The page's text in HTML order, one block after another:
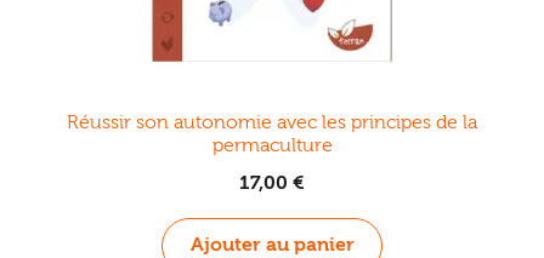
Réussir son autonomie avec les principes de la
permaculture
17,00 €
Ajouter au panier